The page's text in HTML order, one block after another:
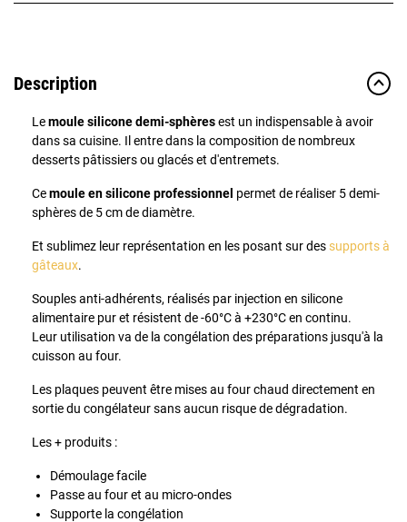
Description
Lemoule silicone demi-sphèresest un indispensable à avoir
dans sa cuisine. Il entre dans la composition de nombreux
desserts pâtissiers ou glacés et d'entremets.
Cemoule en silicone professionnel permet de réaliser 5 demi-
sphères de 5 cm de diamètre.
Et sublimez leur représentation en les posant sur des supports à
gâteaux.
Souples anti-adhérents, réalisés par injection en silicone
alimentaire pur et résistent de -60°C à +230°C en continu.
Leur utilisation va de la congélation des préparations jusqu'à la
cuisson au four.
Les plaques peuvent être mises au four chaud directement en
sortie du congélateur sans aucun risque de dégradation.
Les + produits :
Démoulage facile
Passe au four et au micro-ondes
Supporte la congélation